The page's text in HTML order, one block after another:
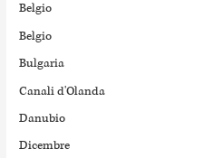
Belgio
Belgio
Bulgaria
Canali d'Olanda
Danubio
Dicembre